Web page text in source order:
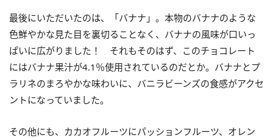
最後にいただいたのは、「バナナ」。本物のバナナのような
色鮮やかな見た目を裏切ることなく、バナナの風味が口いっ
ぱいに広がりました！ それもそのはず、このチョコレート
にはバナナ果汁が4.1％使用されているのだとか。バナナとプ
ラリネのまろやかな味わいに、バニラビーンズの食感がアクセ
ントになっていました。
その他にも、カカオフルーツにパッションフルーツ、オレン